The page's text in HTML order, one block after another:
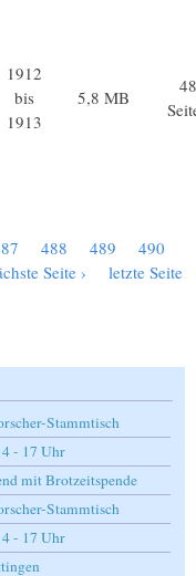
1912
bis
1913
5,8 MB
48
488 489 490
Seite ›
letzte Seite
Stammtisch
- 17 Uhr
mit Brotzeitspende
Stammtisch
- 17 Uhr